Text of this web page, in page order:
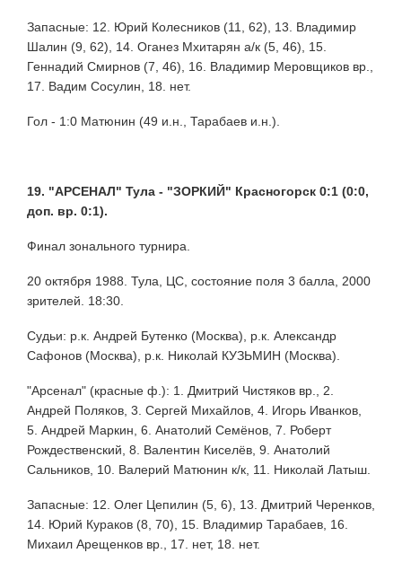
Запасные: 12. Юрий Колесников (11, 62), 13. Владимир
Шалин (9, 62), 14. Оганез Мхитарян а/к (5, 46), 15.
Геннадий Смирнов (7, 46), 16. Владимир Меровщиков вр.,
17. Вадим Сосулин, 18. нет.
Гол - 1:0 Матюнин (49 и.н., Тарабаев и.н.).
19. "АРСЕНАЛ" Тула - "ЗОРКИЙ" Красногорск 0:1 (0:0,
доп. вр. 0:1).
Финал зонального турнира.
20 октября 1988. Тула, ЦС, состояние поля 3 балла, 2000
зрителей. 18:30.
Судьи: р.к. Андрей Бутенко (Москва), р.к. Александр
Сафонов (Москва), р.к. Николай КУЗЬМИН (Москва).
"Арсенал" (красные ф.): 1. Дмитрий Чистяков вр., 2.
Андрей Поляков, 3. Сергей Михайлов, 4. Игорь Иванков,
5. Андрей Маркин, 6. Анатолий Семёнов, 7. Роберт
Рождественский, 8. Валентин Киселёв, 9. Анатолий
Сальников, 10. Валерий Матюнин к/к, 11. Николай Латыш.
Запасные: 12. Олег Цепилин (5, 6), 13. Дмитрий Черенков,
14. Юрий Кураков (8, 70), 15. Владимир Тарабаев, 16.
Михаил Арещенков вр., 17. нет, 18. нет.